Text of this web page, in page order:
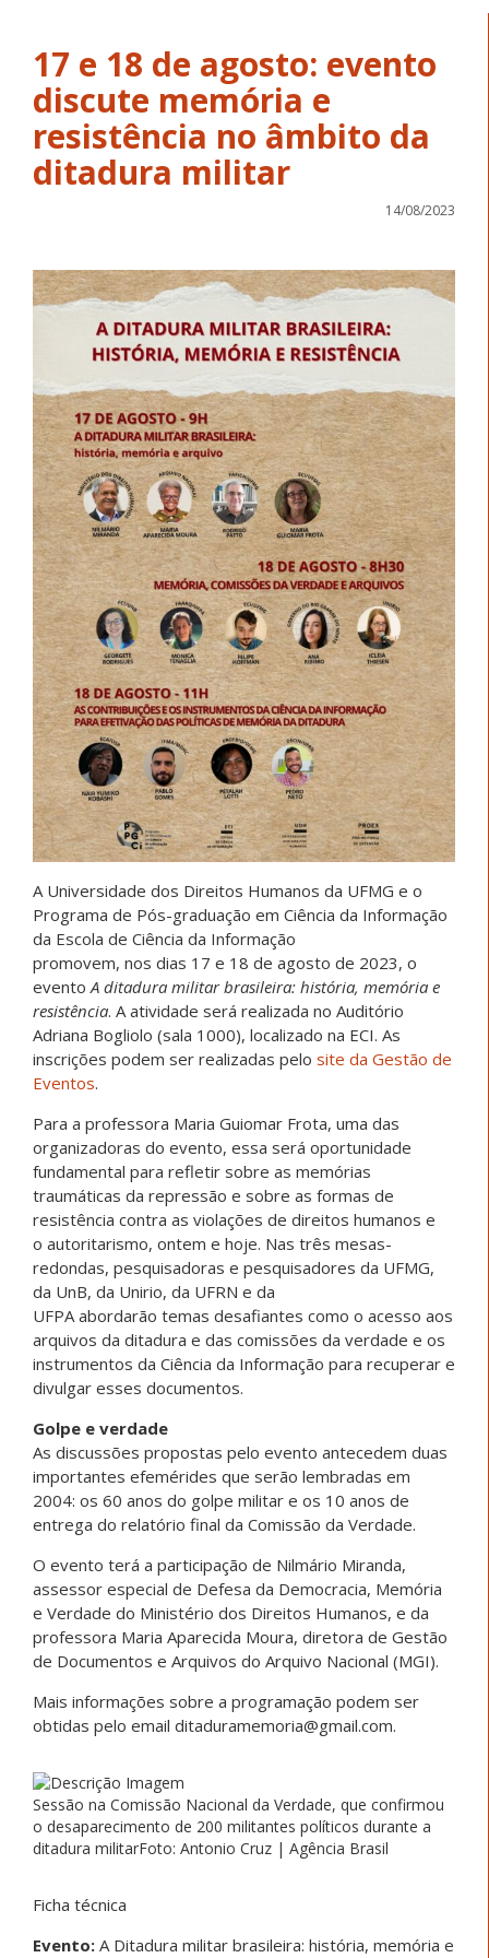
17 e 18 de agosto: evento
discute memória e
resistência no âmbito da
ditadura militar
14/08/2023
A Universidade dos Direitos Humanos da UFMG e o
Programa de Pós-graduação em Ciência da Informação
da Escola de Ciência da Informação
promovem, nos dias 17 e 18 de agosto de 2023, o
eventoA ditadura militar brasileira: história, memória e
resistência. A atividade será realizada no Auditório
Adriana Bogliolo (sala 1000), localizado na ECI. As
inscrições podem ser realizadas pelo site da Gestão de
Eventos.
Para a professora Maria Guiomar Frota, uma das
organizadoras do evento, essa será oportunidade
fundamental para refletir sobre as memórias
traumáticas da repressão e sobre as formas de
resistência contra as violações de direitos humanos e
o autoritarismo, ontem e hoje. Nas três mesas-
redondas, pesquisadoras e pesquisadores da UFMG,
da UnB, da Unirio, da UFRN e da
UFPA abordarão temas desafiantes como o acesso aos
arquivos da ditadura e das comissões da verdade e os
instrumentos da Ciência da Informação para recuperar e
divulgar esses documentos.
Golpe e verdade
As discussões propostas pelo evento antecedem duas
importantes efemérides que serão lembradas em
2004: os 60 anos do golpe militar e os 10 anos de
entrega do relatório final da Comissão da Verdade.
O evento terá a participação de Nilmário Miranda,
assessor especial de Defesa da Democracia, Memória
e Verdade do Ministério dos Direitos Humanos, e da
professora Maria Aparecida Moura, diretora de Gestão
de Documentos e Arquivos do Arquivo Nacional (MGI).
Mais informações sobre a programação podem ser
obtidas pelo email ditaduramemoria@gmail.com.
Sessão na Comissão Nacional da Verdade, que confirmou
o desaparecimento de 200 militantes políticos durante a
ditadura militarFoto: Antonio Cruz | Agência Brasil
Ficha técnica
Evento: A Ditadura militar brasileira: história, memória e